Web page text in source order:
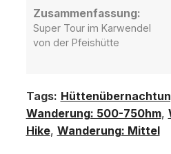
Zusammenfassung:
Super Tour im Karwendel
von der Pfeishütte
Tags:
Wanderung: 500-750hm,
Hike, Wanderung: Mittel